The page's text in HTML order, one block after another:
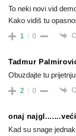
To neki novi vid
Kako vidiš tu
1 0
Tadmur
Obuzdajte tu
2 0
onaj
Kad su snage